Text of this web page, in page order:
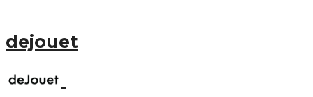
dejouet